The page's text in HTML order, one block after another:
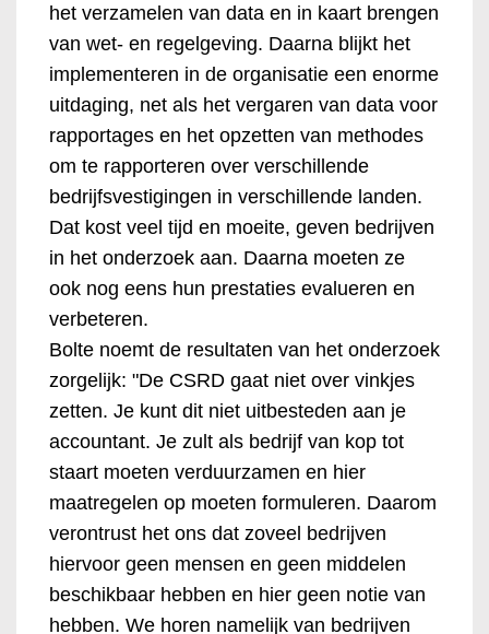
het verzamelen van data en in kaart brengen
van wet- en regelgeving. Daarna blijkt het
implementeren in de organisatie een enorme
uitdaging, net als het vergaren van data voor
rapportages en het opzetten van methodes
om te rapporteren over verschillende
bedrijfsvestigingen in verschillende landen.
Dat kost veel tijd en moeite, geven bedrijven
in het onderzoek aan. Daarna moeten ze
ook nog eens hun prestaties evalueren en
verbeteren.
Bolte noemt de resultaten van het onderzoek
zorgelijk: "De CSRD gaat niet over vinkjes
zetten. Je kunt dit niet uitbesteden aan je
accountant. Je zult als bedrijf van kop tot
staart moeten verduurzamen en hier
maatregelen op moeten formuleren. Daarom
verontrust het ons dat zoveel bedrijven
hiervoor geen mensen en geen middelen
beschikbaar hebben en hier geen notie van
hebben. We horen namelijk van bedrijven